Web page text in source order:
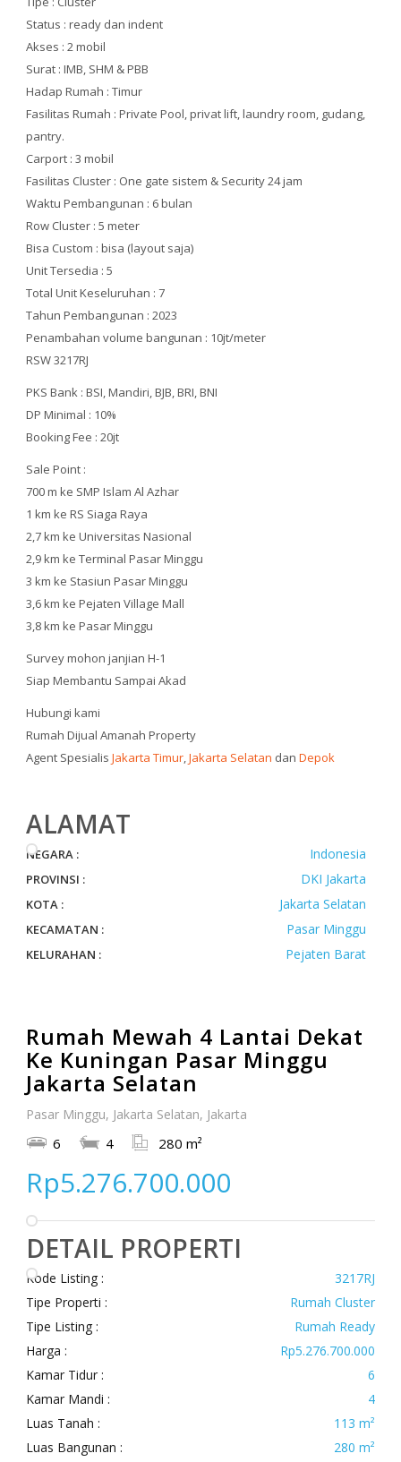
Status : ready dan indent
Akses : 2 mobil
Surat : IMB, SHM & PBB
Hadap Rumah : Timur
Fasilitas Rumah : Private Pool, privat lift, laundry room, gudang,
pantry.
Carport : 3 mobil
Fasilitas Cluster : One gate sistem & Security 24 jam
Waktu Pembangunan : 6 bulan
Row Cluster : 5 meter
Bisa Custom : bisa (layout saja)
Unit Tersedia : 5
Total Unit Keseluruhan : 7
Tahun Pembangunan : 2023
Penambahan volume bangunan : 10jt/meter
RSW 3217RJ
PKS Bank : BSI, Mandiri, BJB, BRI, BNI
DP Minimal : 10%
Booking Fee : 20jt
Sale Point :
700 m ke SMP Islam Al Azhar
1 km ke RS Siaga Raya
2,7 km ke Universitas Nasional
2,9 km ke Terminal Pasar Minggu
3 km ke Stasiun Pasar Minggu
3,6 km ke Pejaten Village Mall
3,8 km ke Pasar Minggu
Survey mohon janjian H-1
Siap Membantu Sampai Akad
Hubungi kami
Rumah Dijual Amanah Property
Agent Spesialis Jakarta Timur,Jakarta Selatan dan Depok
ALAMAT
NEGARA : Indonesia
PROVINSI : DKI Jakarta
KOTA : Jakarta Selatan
KECAMATAN : Pasar Minggu
KELURAHAN : Pejaten Barat
Rumah Mewah 4 Lantai Dekat
Ke Kuningan Pasar Minggu
Jakarta Selatan
Pasar Minggu, Jakarta Selatan, Jakarta
6 4 280 m²
Rp5.276.700.000
DETAIL PROPERTI
Kode Listing :
3217RJ
Tipe Properti :
Rumah Cluster
Tipe Listing :
Rumah Ready
Harga :
Rp5.276.700.000
Kamar Tidur :
6
Kamar Mandi :
4
Luas Tanah :
113 m²
Luas Bangunan :
280 m²